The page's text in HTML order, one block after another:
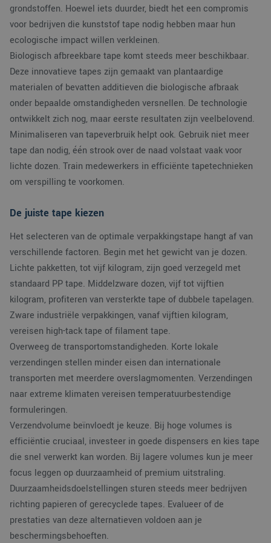
grondstoffen. Hoewel iets duurder, biedt het een compromis
voor bedrijven die kunststof tape nodig hebben maar hun
ecologische impact willen verkleinen.
Biologisch afbreekbare tape komt steeds meer beschikbaar.
Deze innovatieve tapes zijn gemaakt van plantaardige
materialen of bevatten additieven die biologische afbraak
onder bepaalde omstandigheden versnellen. De technologie
ontwikkelt zich nog, maar eerste resultaten zijn veelbelovend.
Minimaliseren van tapeverbruik helpt ook. Gebruik niet meer
tape dan nodig, één strook over de naad volstaat vaak voor
lichte dozen. Train medewerkers in efficiënte tapetechnieken
om verspilling te voorkomen.
De juiste tape kiezen
Het selecteren van de optimale verpakkingstape hangt af van
verschillende factoren. Begin met het gewicht van je dozen.
Lichte pakketten, tot vijf kilogram, zijn goed verzegeld met
standaard PP tape. Middelzware dozen, vijf tot vijftien
kilogram, profiteren van versterkte tape of dubbele tapelagen.
Zware industriële verpakkingen, vanaf vijftien kilogram,
vereisen high-tack tape of filament tape.
Overweeg de transportomstandigheden. Korte lokale
verzendingen stellen minder eisen dan internationale
transporten met meerdere overslagmomenten. Verzendingen
naar extreme klimaten vereisen temperatuurbestendige
formuleringen.
Verzendvolume beïnvloedt je keuze. Bij hoge volumes is
efficiëntie cruciaal, investeer in goede dispensers en kies tape
die snel verwerkt kan worden. Bij lagere volumes kun je meer
focus leggen op duurzaamheid of premium uitstraling.
Duurzaamheidsdoelstellingen sturen steeds meer bedrijven
richting papieren of gerecyclede tapes. Evalueer of de
prestaties van deze alternatieven voldoen aan je
beschermingsbehoeften.